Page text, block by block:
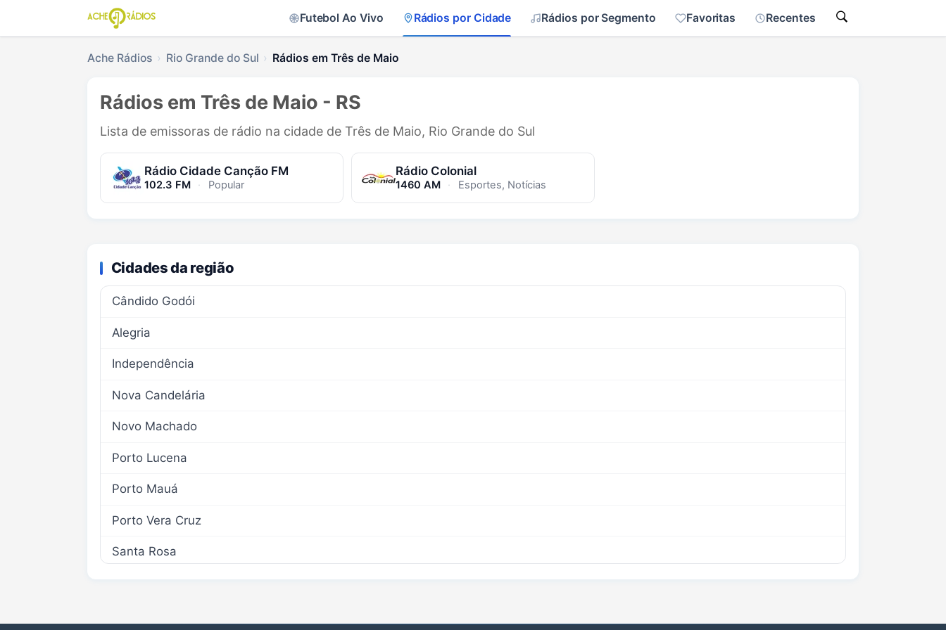
Futebol Ao Vivo Rádios por Cidade Rádios por Segmento Favoritas Recentes
Ache Rádios Rio Grande do Sul Rádios em Três de Maio
Rádios em Três de Maio - RS
Lista de emissoras de rádio na cidade de Três de Maio, Rio Grande do Sul
Rádio Cidade Canção FM
102.3 FM · Popular
Rádio Colonial
1460 AM · Esportes, Notícias
Cidades da região
Cândido Godói
Alegria
Independência
Nova Candelária
Novo Machado
Porto Lucena
Porto Mauá
Porto Vera Cruz
Santa Rosa